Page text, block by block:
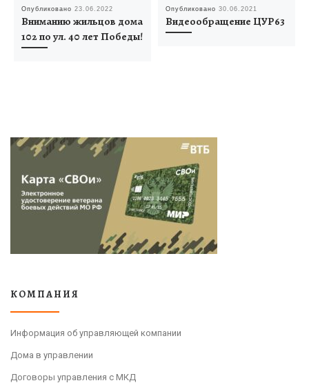
Опубликовано 23.06.2022
Вниманию жильцов дома
102 по ул. 40 лет Победы!
Опубликовано 30.06.2021
Видеообращение ЦУР63
КОМПАНИЯ
Информация об управляющей компании
Дома в управлении
Договоры управления с МКД